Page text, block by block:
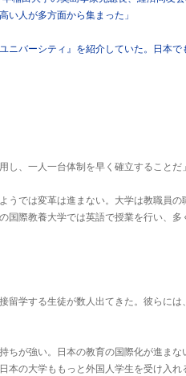
人が多方面から集まった」
バーシティ』を紹介していた。日本で
、一人一台体制を早く確立することだ」
うでは変革は進まない。大学は教職員の
国際教養大学では英語で授業を行い、多
留学する生徒が数人出てきた。彼らには
が強い。日本の教育の国際化が進まな
本の大学ももっと外国人学生を受け入れ